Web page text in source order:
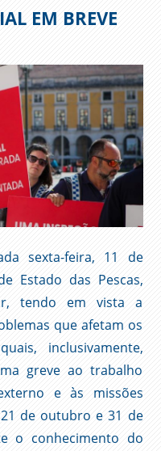
EM BREVE
sexta-feira, 11 de
Estado das Pescas,
tendo em vista a
que afetam os
inclusivamente,
greve ao trabalho
e às missões
de outubro e 31 de
o conhecimento do